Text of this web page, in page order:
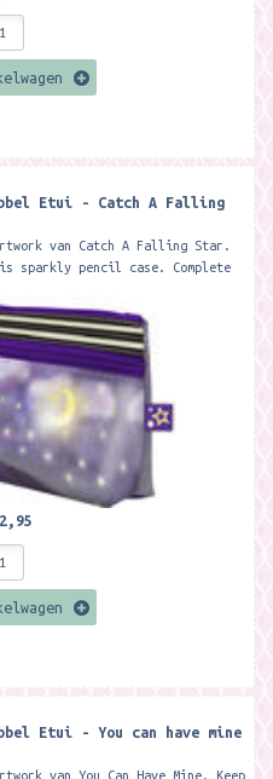
Etui - Catch A Falling
van Catch A Falling Star.
sparkly pencil case. Complete
Etui - You can have mine
van You Can Have Mine. Keep